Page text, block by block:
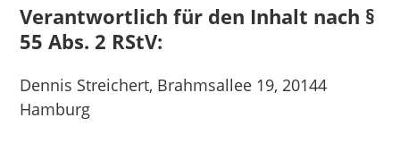
Verantwortlich für den Inhalt nach §
55 Abs. 2 RStV:
Dennis Streichert, Brahmsallee 19, 20144
Hamburg